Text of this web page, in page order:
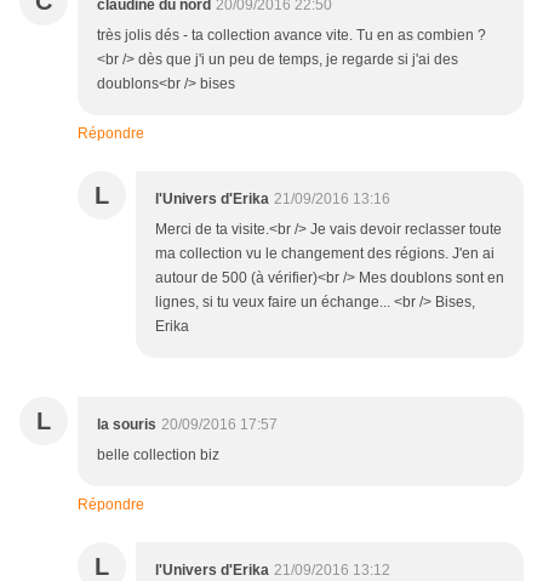
claudine du nord 20/09/2016 22:50
très jolis dés - ta collection avance vite. Tu en as combien ?
<br /> dès que j'i un peu de temps, je regarde si j'ai des
doublons<br /> bises
Répondre
L l'Univers d'Erika 21/09/2016 13:16
Merci de ta visite.<br /> Je vais devoir reclasser toute
ma collection vu le changement des régions. J'en ai
autour de 500 (à vérifier)<br /> Mes doublons sont en
lignes, si tu veux faire un échange... <br /> Bises,
Erika
L la souris 20/09/2016 17:57
belle collection biz
Répondre
L l'Univers d'Erika 21/09/2016 13:12